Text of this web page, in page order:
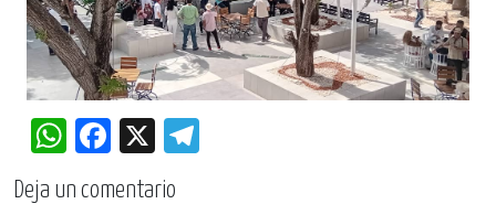
WhatsApp
Facebook
X
Deja un comentario